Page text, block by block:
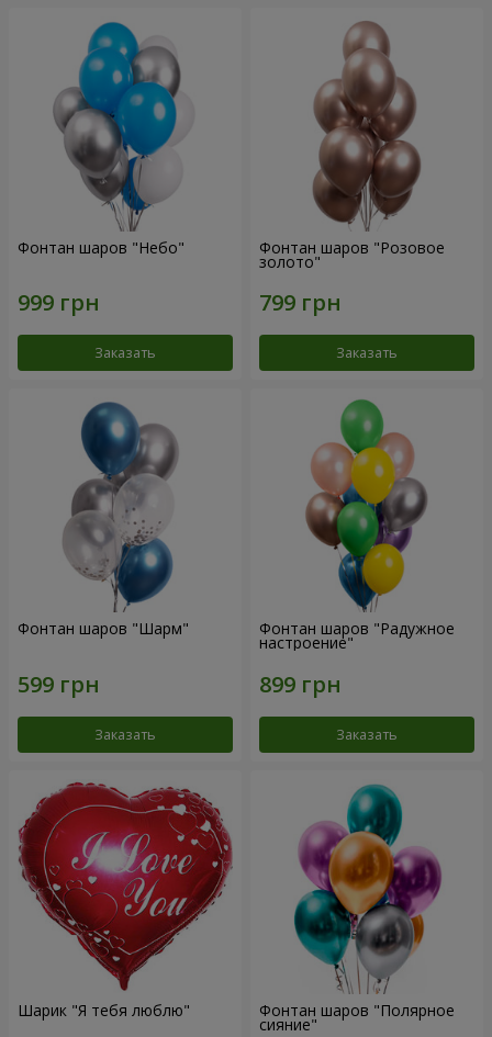
Фонтан шаров "Небо"
Заказать
Фонтан шаров "Розовое
золото"
Заказать
Фонтан шаров "Шарм"
Заказать
Фонтан шаров "Радужное
настроение"
Заказать
Шарик "Я тебя люблю" Фонтан шаров "Полярное
сияние"